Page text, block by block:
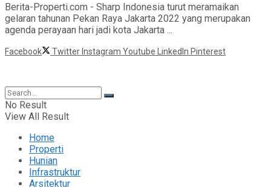
Berita-Properti.com - Sharp Indonesia turut meramaikan
gelaran tahunan Pekan Raya Jakarta 2022 yang merupakan
agenda perayaan hari jadi kota Jakarta ...
Facebook Twitter Instagram Youtube LinkedIn Pinterest
No Result
View All Result
Home
Properti
Hunian
Infrastruktur
Arsitektur